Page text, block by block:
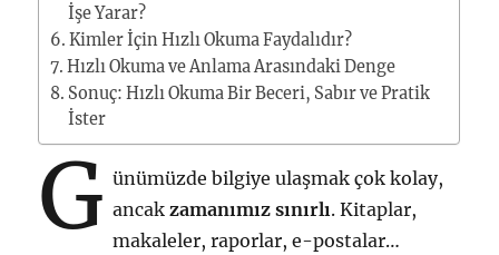
İşe Yarar?
Kimler İçin Hızlı Okuma Faydalıdır?
Hızlı Okuma ve Anlama Arasındaki Denge
Sonuç: Hızlı Okuma Bir Beceri, Sabır ve Pratik
İster
G ünümüzde bilgiye ulaşmak çok kolay,
ancakzamanımız sınırlı. Kitaplar,
makaleler, raporlar, e-postalar…